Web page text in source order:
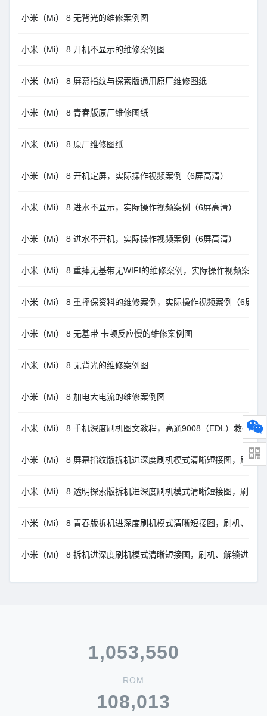
小米（Mi） 8 无背光的维修案例图
小米（Mi） 8 开机不显示的维修案例图
小米（Mi） 8 屏幕指纹与探索版通用原厂维修图纸
小米（Mi） 8 青春版原厂维修图纸
小米（Mi） 8 原厂维修图纸
小米（Mi） 8 开机定屏，实际操作视频案例（6屏高清）
小米（Mi） 8 进水不显示，实际操作视频案例（6屏高清）
小米（Mi） 8 进水不开机，实际操作视频案例（6屏高清）
小米（Mi） 8 重摔无基带无WIFI的维修案例，实际操作视频案例
小米（Mi） 8 重摔保资料的维修案例，实际操作视频案例（6屏高
小米（Mi） 8 无基带 卡顿反应慢的维修案例图
小米（Mi） 8 无背光的维修案例图
小米（Mi） 8 加电大电流的维修案例图
小米（Mi） 8 手机深度刷机图文教程，高通9008（EDL）救砖方法
小米（Mi） 8 屏幕指纹版拆机进深度刷机模式清晰短接图，刷机
小米（Mi） 8 透明探索版拆机进深度刷机模式清晰短接图，刷机
小米（Mi） 8 青春版拆机进深度刷机模式清晰短接图，刷机、解
小米（Mi） 8 拆机进深度刷机模式清晰短接图，刷机、解锁进高
1,053,550
ROM
108,013